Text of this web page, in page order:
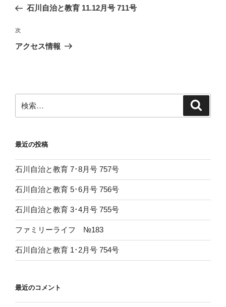
ナ
ビ
ゲ
ン
の
稿
石川自治と教育 11.12月号 711号
次
の
次
アクセス情報
索:
最近の投稿
石川自治と教育 7･8月号 757号
石川自治と教育 5･6月号 756号
石川自治と教育 3･4月号 755号
ファミリーライフ №183
石川自治と教育 1･2月号 754号
最近のコメント